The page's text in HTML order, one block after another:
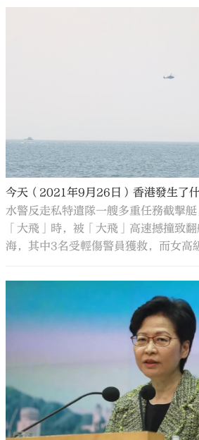
重回正軌的新香港營商環境優勢突出
今天（2021年9月26日）香港發生了什
水警反走私特遣隊一艘多重任務截擊
「大飛」時，被「大飛」高速撼撞致
海，其中3名受輕傷警員獲救，而女高
員到屯門龍鼓灘岸邊出動無人機搜索